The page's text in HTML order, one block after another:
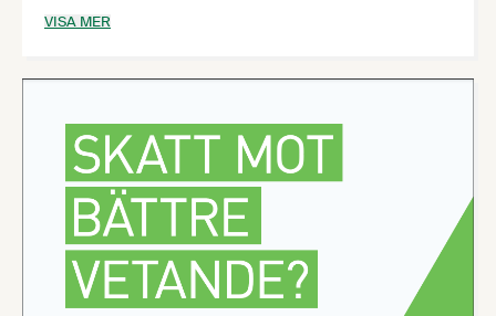
brödkaka gemensamt med en småländsk prilla?
lära sig av dem? Rapporten bygger på en analys av
syftar till att ge inspiration kring hur företag kan
lyckas inom livsmedelsindustrin.
VISA MER